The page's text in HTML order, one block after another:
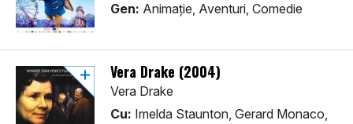
Gen: Animaţie, Aventuri, Comedie
Vera Drake (2004)
Vera Drake
Cu: Imelda Staunton, Gerard Monaco,